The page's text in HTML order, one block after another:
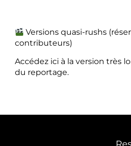
Versions quasi-rushs
contributeurs)
Accédez ici à la version très
du reportage.